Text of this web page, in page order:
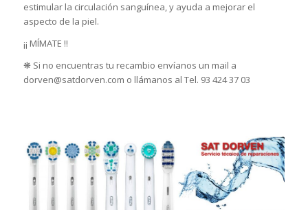
estimular la circulación sanguínea, y ayuda a mejorar el
aspecto de la piel.
¡¡ MÍMATE !!
❋ Si no encuentras tu recambio envíanos un mail a
dorven@satdorven.com o llámanos al Tel. 93 424 37 03